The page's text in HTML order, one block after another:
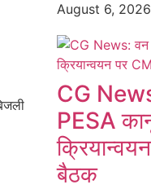
August 6,
CG
PESA
बैठक